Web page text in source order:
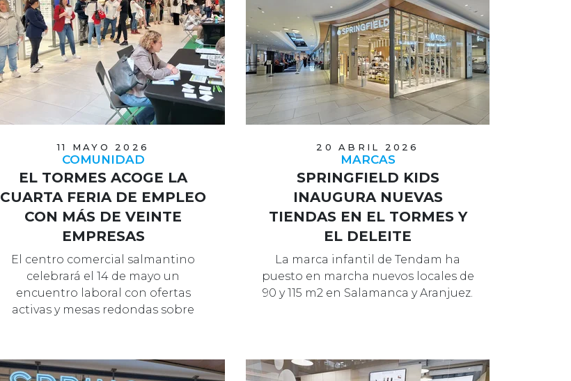
11 MAYO 2026
COMUNIDAD
EL TORMES ACOGE LA
CUARTA FERIA DE EMPLEO
CON MÁS DE VEINTE
EMPRESAS
El centro comercial salmantino
celebrará el 14 de mayo un
encuentro laboral con ofertas
activas y mesas redondas sobre
20 ABRIL 2026
MARCAS
SPRINGFIELD KIDS
INAUGURA NUEVAS
TIENDAS EN EL TORMES Y
EL DELEITE
La marca infantil de Tendam ha
puesto en marcha nuevos locales de
90 y 115 m2 en Salamanca y Aranjuez.